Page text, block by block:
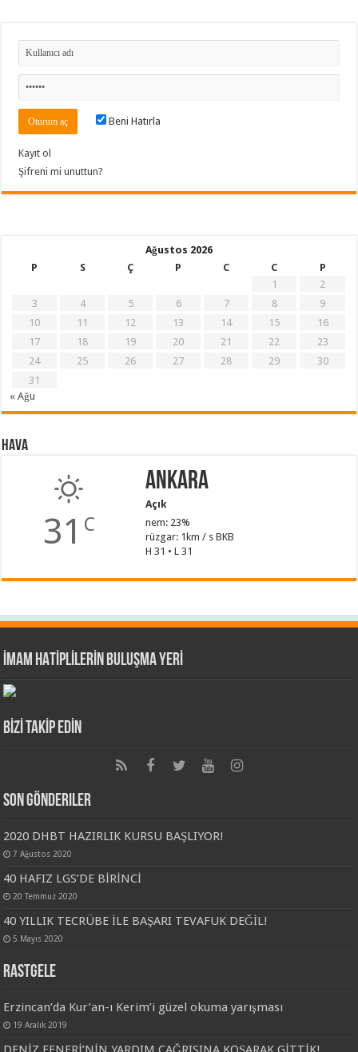
Beni Hatırla
Kayıt ol
Şifreni mi unuttun?
Ağustos 2026
P
S Ç P C C
P
1
2
3
4 5 6 7 8
9
10
11 12 13 14 15
16
17
18 19 20 21 22
23
24
25 26 27 28 29
30
31
« Ağu
Hava
31 C
Ankara
Açık
nem: 23%
rüzgar: 1km / s BKB
H 31 • L 31
İMAM HATİPLİLERİN BULUŞMA YERİ
BİZİ TAKİP EDİN
Son Gönderiler
2020 DHBT HAZIRLIK KURSU BAŞLIYOR!
7 Ağustos 2020
40 HAFIZ LGS’DE BİRİNCİ
20 Temmuz 2020
40 YILLIK TECRÜBE İLE BAŞARI TEVAFUK DEĞİL!
5 Mayıs 2020
Rastgele
Erzincan’da Kur’an-ı Kerim’i güzel okuma yarışması
19 Aralık 2019